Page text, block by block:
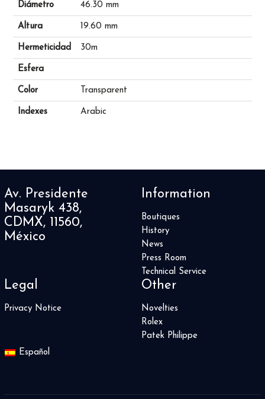
Diámetro 46.30 mm
Altura 19.60 mm
Hermeticidad 30m
Esfera
Color Transparent
Indexes Arabic
Av. Presidente
Masaryk 438,
CDMX, 11560,
México
Information
Boutiques
History
News
Press Room
Technical Service
Legal
Privacy Notice
Other
Novelties
Rolex
Patek Philippe
Español